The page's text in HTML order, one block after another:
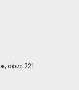
офис 221